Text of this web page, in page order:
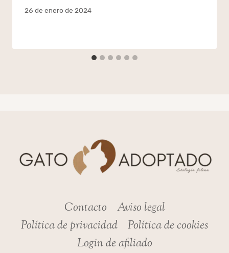
Por
26 de enero de 2024
Contacto
Aviso legal
Política de privacidad
Política de cookies
Login de afiliado